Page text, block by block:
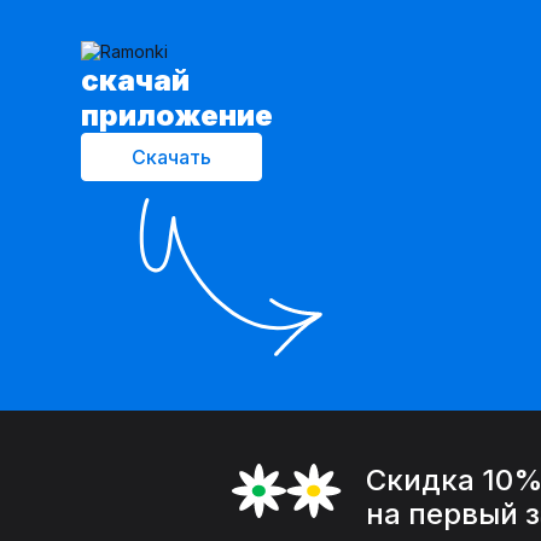
cкачай
приложение
Скачать
Скидка 10%
на первый